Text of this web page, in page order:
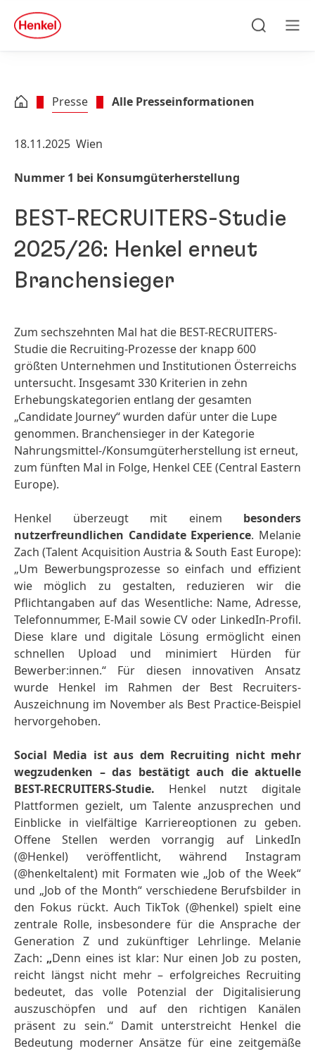
Zu Footer springen
quick
search
Presse Alle Presseinformationen
18.11.2025 Wien
Nummer 1 bei Konsumgüterherstellung
BEST-RECRUITERS-Studie
2025/26: Henkel erneut
Branchensieger
Zum sechszehnten Mal hat die BEST-RECRUITERS-
Studie die Recruiting-Prozesse der knapp 600
größten Unternehmen und Institutionen Österreichs
untersucht. Insgesamt 330 Kriterien in zehn
Erhebungskategorien entlang der gesamten
„Candidate Journey“ wurden dafür unter die Lupe
genommen. Branchensieger in der Kategorie
Nahrungsmittel-/Konsumgüterherstellung ist erneut,
zum fünften Mal in Folge, Henkel CEE (Central Eastern
Europe).
Henkel überzeugt mit einem besonders
nutzerfreundlichen Candidate Experience. Melanie
Zach (Talent Acquisition Austria & South East Europe):
„Um Bewerbungsprozesse so einfach und effizient
wie möglich zu gestalten, reduzieren wir die
Pflichtangaben auf das Wesentliche: Name, Adresse,
Telefonnummer, E-Mail sowie CV oder LinkedIn-Profil.
Diese klare und digitale Lösung ermöglicht einen
schnellen Upload und minimiert Hürden für
Bewerber:innen.“ Für diesen innovativen Ansatz
wurde Henkel im Rahmen der Best Recruiters-
Auszeichnung im November als Best Practice-Beispiel
hervorgehoben.
Social Media ist aus dem Recruiting nicht mehr
wegzudenken – das bestätigt auch die aktuelle
BEST-RECRUITERS-Studie. Henkel nutzt digitale
Plattformen gezielt, um Talente anzusprechen und
Einblicke in vielfältige Karriereoptionen zu geben.
Offene Stellen werden vorrangig auf LinkedIn
(@Henkel) veröffentlicht, während Instagram
(@henkeltalent) mit Formaten wie „Job of the Week“
und „Job of the Month“ verschiedene Berufsbilder in
den Fokus rückt. Auch TikTok (@henkel) spielt eine
zentrale Rolle, insbesondere für die Ansprache der
Generation Z und zukünftiger Lehrlinge. Melanie
Zach: „Denn eines ist klar: Nur einen Job zu posten,
reicht längst nicht mehr – erfolgreiches Recruiting
bedeutet, das volle Potenzial der Digitalisierung
auszuschöpfen und auf den richtigen Kanälen
präsent zu sein.“ Damit unterstreicht Henkel die
Bedeutung moderner Ansätze für eine zeitgemäße